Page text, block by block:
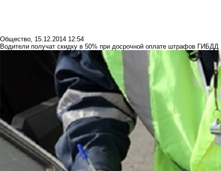
Общество, 15.12.2014 12:54
Водители получат скидку в 50% при досрочной оплате штрафов ГИБДД